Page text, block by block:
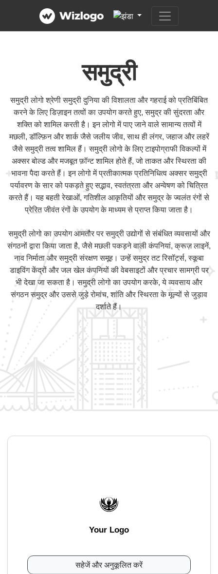
समुद्री
समुद्री लोगो श्रेणी समुद्री दुनिया की विशालता और गहराई को प्रतिबिंबित
करने के लिए डिज़ाइन तत्वों का उपयोग करते हुए, समुद्र की सुंदरता और
शक्ति को शामिल करती है। इन लोगो में पाए जाने वाले सामान्य तत्वों में
मछली, डॉल्फ़िन और शार्क जैसे जलीय जीव, साथ ही लंगर, जहाज और लहरें
जैसे समुद्री तत्व शामिल हैं। समुद्री लोगो के लिए टाइपोग्राफी विकल्पों में
अक्सर बोल्ड और मजबूत फ़ॉन्ट शामिल होते हैं, जो ताकत और स्थिरता की
भावना पैदा करते हैं। इन लोगो में प्रतीकात्मक प्रतिनिधित्व अक्सर समुद्री
पर्यावरण के सार को पकड़ते हुए सद्भाव, स्वतंत्रता और अन्वेषण को चित्रित
करते हैं। यह बहती रेखाओं, गतिशील आकृतियों और समुद्र के ज्वलंत रंगों से
प्रेरित जीवंत रंगों के उपयोग के माध्यम से प्राप्त किया जाता है।
समुद्री लोगो का उपयोग आमतौर पर समुद्री उद्योगों से संबंधित व्यवसायों और
संगठनों द्वारा किया जाता है, जैसे मछली पकड़ने वाली कंपनियां, क्रूज़ लाइनें,
नाव निर्माता और समुद्री संरक्षण समूह। उन्हें समुद्र तट रिसॉर्ट्स, स्कूबा
डाइविंग केंद्रों और जल खेल कंपनियों की वेबसाइटों और प्रचार सामग्री पर
भी देखा जा सकता है। समुद्री लोगो का उपयोग करके, ये व्यवसाय और
संगठन समुद्र और उससे जुड़े रोमांच, शांति और स्थिरता के मूल्यों से जुड़ाव
दर्शाते हैं।
Your Logo
सहेजें और अनुकूलित करें